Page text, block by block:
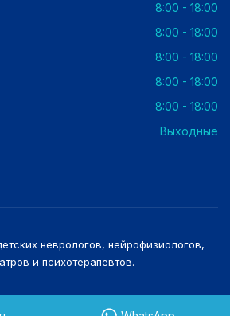
8:00 - 18:00
8:00 - 18:00
8:00 - 18:00
8:00 - 18:00
8:00 - 18:00
Выходные
неврологов, нейрофизиологов,
и психотерапевтов.